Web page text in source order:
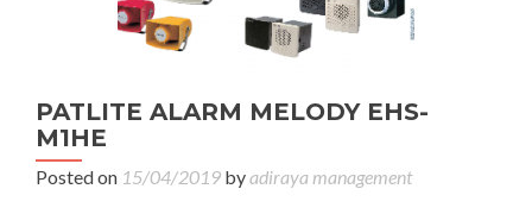
PATLITE ALARM MELODY EHS-
M1HE
Posted on 15/04/2019 byadiraya management